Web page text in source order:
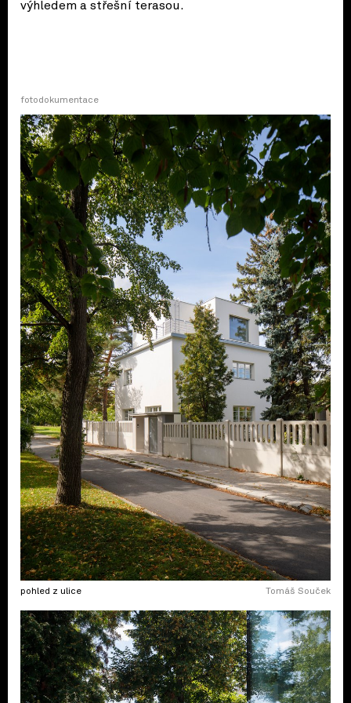
výhledem a střešní terasou.
fotodokumentace
pohled z ulice Tomáš Souček